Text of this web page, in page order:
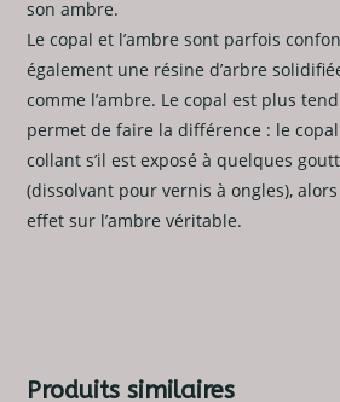
son ambre.
Le copal et l’ambre sont parfois
également une résine d’arbre
comme l’ambre. Le copal est plus
permet de faire la différence : le
collant s’il est exposé à quelques
(dissolvant pour vernis à ongles),
effet sur l’ambre véritable.
Produits similaires